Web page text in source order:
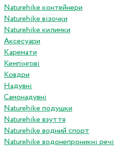
Naturehike контейнери
Naturehike візочки
Naturehike килимки
Аксесуари
Каремати
Кемпінгові
Ковдри
Надувні
Самонадувні
Naturehike подушки
Naturehike взуття
Naturehike водний спорт
Naturehike водонепроникні речі